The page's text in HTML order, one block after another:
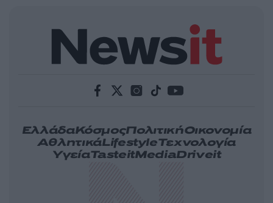
ΕλλάδαΚόσμοςΠολιτικήΟικονομία
ΑθλητικάLifestyleΤεχνολογία
ΥγείαTasteitMediaDriveit